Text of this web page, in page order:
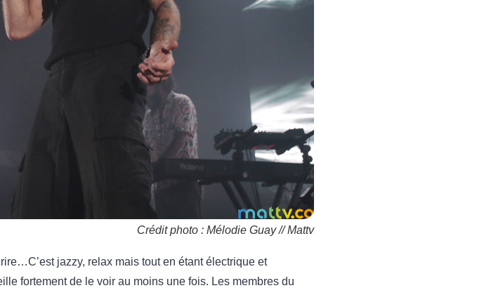
Crédit photo : Mélodie Guay // Mattv
jazzy, relax mais tout en étant électrique et
fortement de le voir au moins une fois. Les membres du